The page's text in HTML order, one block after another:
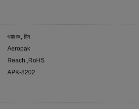
গুয়াংডং, চীন
Aeropak
Reach ,RoHS
APK-8202